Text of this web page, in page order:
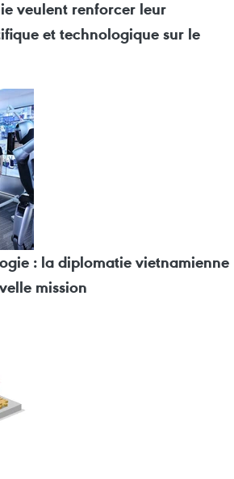
veulent renforcer leur
et technologique sur le
: la diplomatie vietnamienne
mission